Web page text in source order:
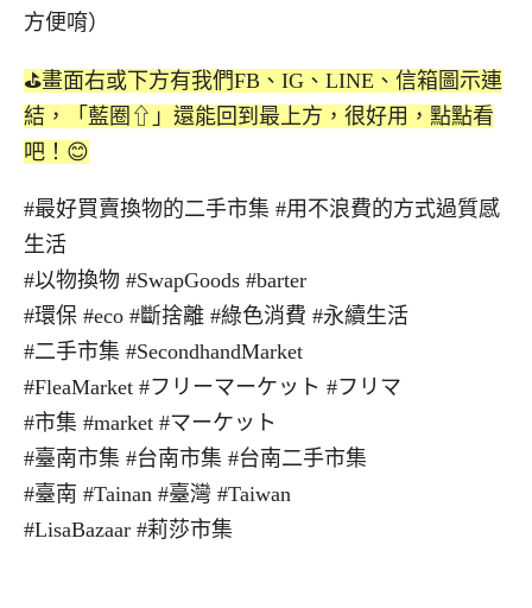
方便唷）
⛳️畫面右或下方有我們FB、IG、LINE、信箱圖示連
結，「藍圈⇧」還能回到最上方，很好用，點點看
吧！😊
#最好買賣換物的二手市集 #用不浪費的方式過質感
生活
#以物換物 #SwapGoods #barter
#環保 #eco #斷捨離 #綠色消費 #永續生活
#二手市集 #SecondhandMarket
#FleaMarket #フリーマーケット #フリマ
#市集 #market #マーケット
#臺南市集 #台南市集 #台南二手市集
#臺南 #Tainan #臺灣 #Taiwan
#LisaBazaar #莉莎市集